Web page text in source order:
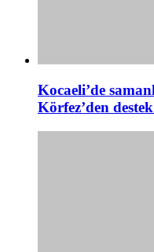
Kocaeli’de
Körfez’den